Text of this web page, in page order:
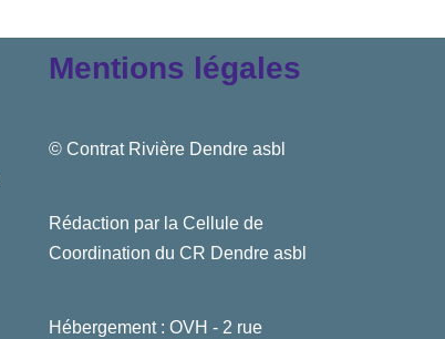
Mentions légales
© Contrat Rivière Dendre asbl
Rédaction par la Cellule de
Coordination du CR Dendre asbl
Hébergement : OVH - 2 rue